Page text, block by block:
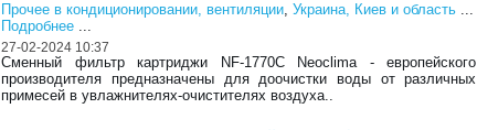
Прочее в кондиционировании, вентиляции,Украина, Киев и область ...
Подробнее ...
27-02-2024 10:37
Сменный фильтр картриджи NF-1770C Neoclima - европейского
производителя предназначены для доочистки воды от различных
примесей в увлажнителях-очистителях воздуха..